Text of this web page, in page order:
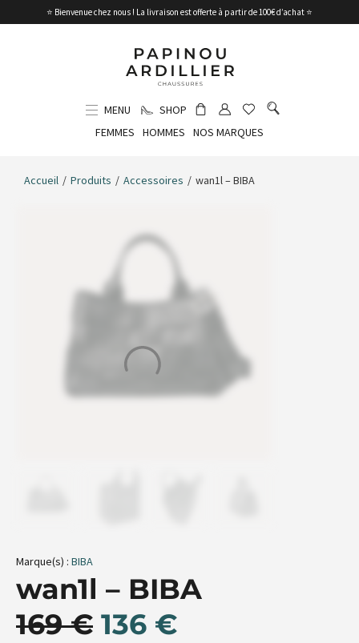
⭐ Bienvenue chez nous ! La livraison est offerte à partir de 100€ d’achat ⭐
MENU
SHOP
FEMMES
HOMMES NOS MARQUES
Accueil / Produits / Accessoires / wan1l – BIBA
Marque(s) : BIBA
wan1l – BIBA
169€ 136 €